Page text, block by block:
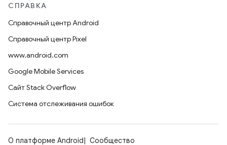
СПРАВКА
Справочный центр Android
Справочный центр Pixel
www.android.com
Google Mobile Services
Сайт Stack Overflow
Система отслеживания ошибок
О платформе Android
Сообщество